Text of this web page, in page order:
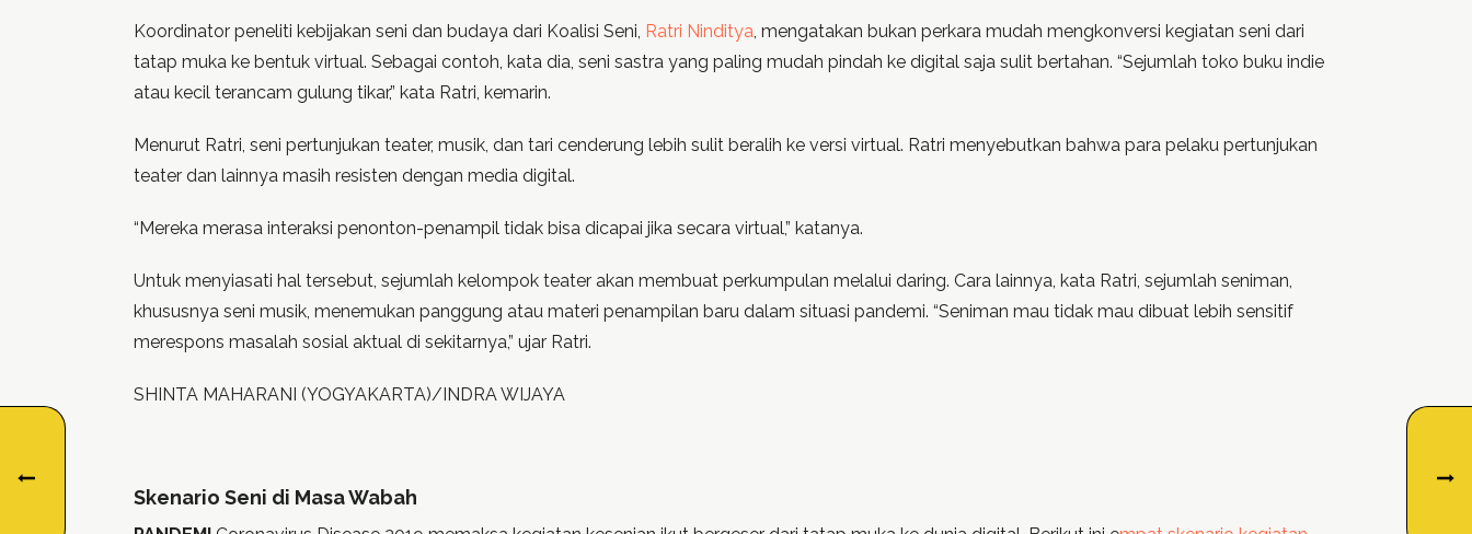
Koordinator peneliti kebijakan seni dan budaya dari Koalisi Seni, Ratri Ninditya, mengatakan bukan perkara mudah mengkonversi kegiatan seni dari
tatap muka ke bentuk virtual. Sebagai contoh, kata dia, seni sastra yang paling mudah pindah ke digital saja sulit bertahan. “Sejumlah toko buku indie
atau kecil terancam gulung tikar,” kata Ratri, kemarin.
Menurut Ratri, seni pertunjukan teater, musik, dan tari cenderung lebih sulit beralih ke versi virtual. Ratri menyebutkan bahwa para pelaku pertunjukan
teater dan lainnya masih resisten dengan media digital.
“Mereka merasa interaksi penonton-penampil tidak bisa dicapai jika secara virtual,” katanya.
Untuk menyiasati hal tersebut, sejumlah kelompok teater akan membuat perkumpulan melalui daring. Cara lainnya, kata Ratri, sejumlah seniman,
khususnya seni musik, menemukan panggung atau materi penampilan baru dalam situasi pandemi. “Seniman mau tidak mau dibuat lebih sensitif
merespons masalah sosial aktual di sekitarnya,” ujar Ratri.
SHINTA MAHARANI (YOGYAKARTA)/INDRA WIJAYA
Skenario Seni di Masa Wabah